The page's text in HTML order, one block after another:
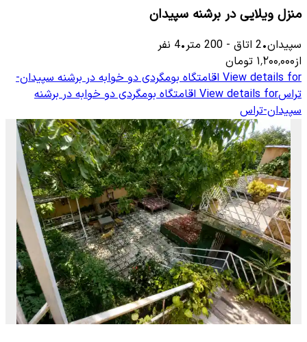
منزل ویلایی در برشنه سپیدان
سپیدان•
2 اتاق -
200 متر•
4 نفر
از۱٬۲۰۰٬۰۰۰ تومان
View details for اقامتگاه بومگردی دو خوابه در برشنه سپیدان-
تراسView details for اقامتگاه بومگردی دو خوابه در برشنه
سپیدان-تراس